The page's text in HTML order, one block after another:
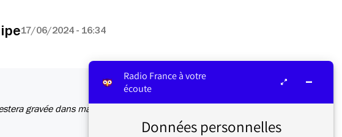
17/06/2024 - 16:34
gravée dans ma
Radio France à votre
écoute
Données personnelles